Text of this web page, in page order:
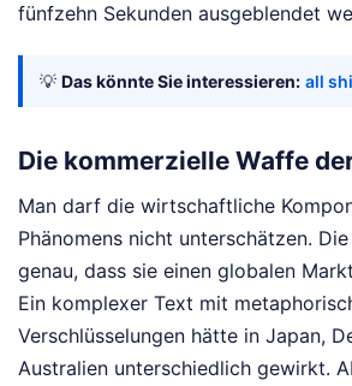
fünfzehn Sekunden ausgeblendet
💡 Das könnte Sie interessieren: all
Die kommerzielle Waffe
Man darf die wirtschaftliche
Phänomens nicht unterschätzen.
genau, dass sie einen globalen
Ein komplexer Text mit
Verschlüsselungen hätte in Japan,
Australien unterschiedlich gewirkt.